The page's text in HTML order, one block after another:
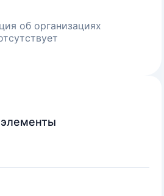
об организациях